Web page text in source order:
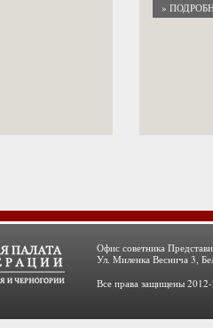
»
Офис советника
Ул. Миленка Веснича 3,
Все права защищены